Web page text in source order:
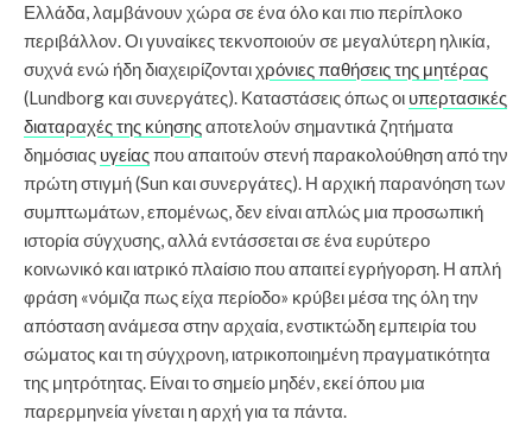
Ελλάδα, λαμβάνουν χώρα σε ένα όλο και πιο περίπλοκο
περιβάλλον. Οι γυναίκες τεκνοποιούν σε μεγαλύτερη ηλικία,
συχνά ενώ ήδη διαχειρίζονταιχρόνιες παθήσεις της μητέρας
(Lundborg και συνεργάτες). Καταστάσεις όπως οι υπερτασικές
διαταραχές της κύησηςαποτελούν σημαντικά ζητήματα
δημόσιας υγείαςπου απαιτούν στενή παρακολούθηση από την
πρώτη στιγμή (Sun και συνεργάτες). Η αρχική παρανόηση των
συμπτωμάτων, επομένως, δεν είναι απλώς μια προσωπική
ιστορία σύγχυσης, αλλά εντάσσεται σε ένα ευρύτερο
κοινωνικό και ιατρικό πλαίσιο που απαιτεί εγρήγορση. Η απλή
φράση «νόμιζα πως είχα περίοδο» κρύβει μέσα της όλη την
απόσταση ανάμεσα στην αρχαία, ενστικτώδη εμπειρία του
σώματος και τη σύγχρονη, ιατρικοποιημένη πραγματικότητα
της μητρότητας. Είναι το σημείο μηδέν, εκεί όπου μια
παρερμηνεία γίνεται η αρχή για τα πάντα.